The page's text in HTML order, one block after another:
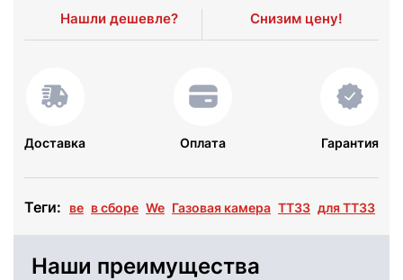
Нашли дешевле? Снизим цену!
Доставка Оплата Гарантия
Теги: ве в сборе We Газовая камера ТТ33 для TT33
Наши преимущества